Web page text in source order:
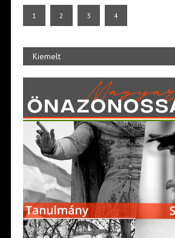
1 2 3 4
Kiemelt